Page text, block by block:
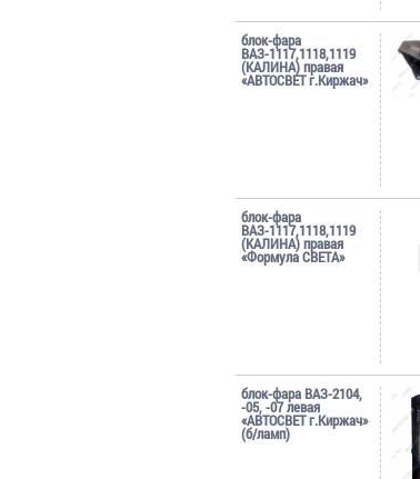
блок-фара
ВАЗ-1117,1118,1119
(КАЛИНА) правая
«АВТОСВЕТ г.Киржач»
блок-фара
ВАЗ-1117,1118,1119
(КАЛИНА) правая
«Формула СВЕТА»
блок-фара ВАЗ-2104,
-05, -07 левая
«АВТОСВЕТ г.Киржач»
(б/ламп)